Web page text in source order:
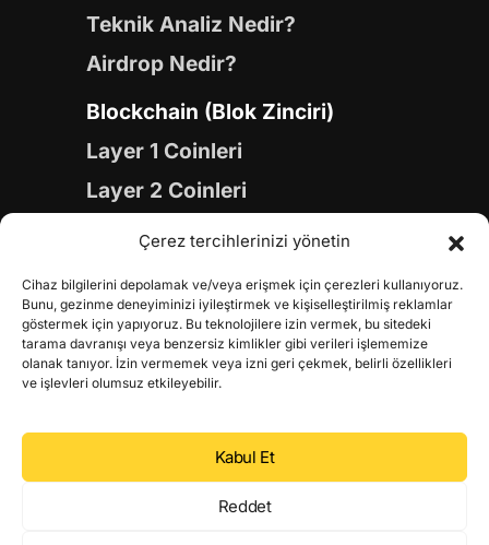
Çerez tercihlerinizi yönetin
Cihaz bilgilerini depolamak ve/veya erişmek için çerezleri kullanıyoruz.
Bunu, gezinme deneyiminizi iyileştirmek ve kişiselleştirilmiş reklamlar
göstermek için yapıyoruz. Bu teknolojilere izin vermek, bu sitedeki
tarama davranışı veya benzersiz kimlikler gibi verileri işlememize
olanak tanıyor. İzin vermemek veya izni geri çekmek, belirli özellikleri
ve işlevleri olumsuz etkileyebilir.
Kabul Et
Reddet
Teknik Analiz Nedir?
Airdrop Nedir?
Blockchain (Blok Zinciri)
Layer 1 Coinleri
Layer 2 Coinleri
Yapay Zeka (AI) Coinleri
Gaming Coinleri
RWA Coinleri
DeFi Coinleri
DePIN Coinleri
Metaverse Coinleri
Web 3.0 Coinleri